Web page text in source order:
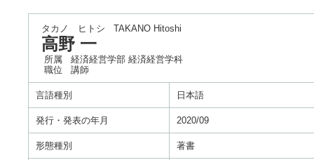
タカノ ヒトシ TAKANO Hitoshi
高野 一
所属
経済経営学部 経済経営学科
職位
講師
言語種別 日本語
発行・発表の年月 2020/09
形態種別 著書